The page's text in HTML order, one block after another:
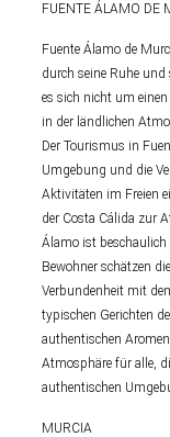
FUENTE ÁLAMO DE
Fuente Álamo de
durch seine Ruhe
es sich nicht um
in der ländlichen
Der Tourismus in
Umgebung und die
Aktivitäten im Freien
der Costa Cálida zur
Álamo ist
Bewohner schätzen
Verbundenheit mit
typischen Gerichten
authentischen
Atmosphäre für alle,
authentischen
MURCIA